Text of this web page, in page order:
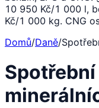
10 950 Kč/1 000 l,
Kč/1 000 kg. CNG
Domů/Daně/
Spotřební